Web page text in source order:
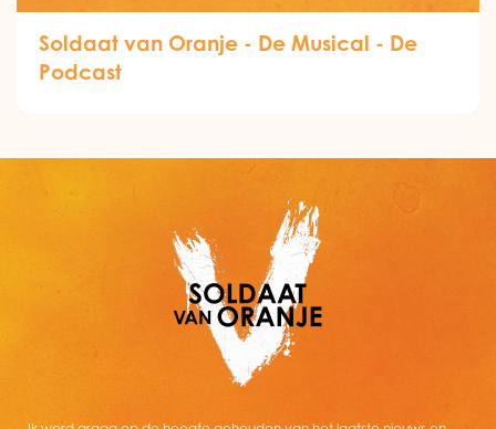
Soldaat van Oranje - De Musical - De
Podcast